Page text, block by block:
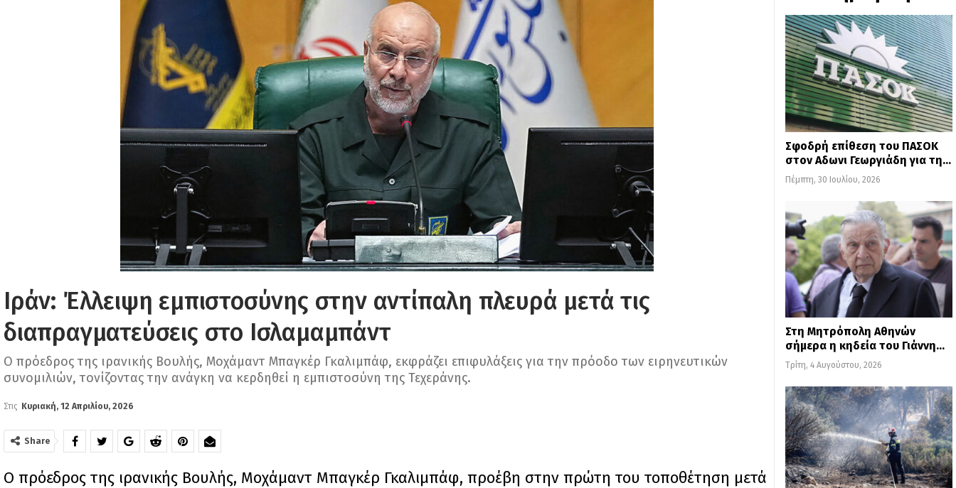
Ιράν: Έλλειψη εμπιστοσύνης στην αντίπαλη πλευρά μετά τις
διαπραγματεύσεις στο Ισλαμαμπάντ
Ο πρόεδρος της ιρανικής Βουλής, Μοχάμαντ Μπαγκέρ Γκαλιμπάφ, εκφράζει επιφυλάξεις για την πρόοδο των ειρηνευτικών
συνομιλιών, τονίζοντας την ανάγκη να κερδηθεί η εμπιστοσύνη της Τεχεράνης.
Στις Κυριακή, 12 Απριλίου, 2026
Share
Ο πρόεδρος της ιρανικής Βουλής, Μοχάμαντ Μπαγκέρ Γκαλιμπάφ, προέβη στην πρώτη του τοποθέτηση μετά
Σφοδρή επίθεση του ΠΑΣΟΚ
στον Αδωνι Γεωργιάδη για τη…
Πέμπτη, 30 Ιουλίου, 2026
Στη Μητρόπολη Αθηνών
σήμερα η κηδεία του Γιάννη…
Τρίτη, 4 Αυγούστου, 2026